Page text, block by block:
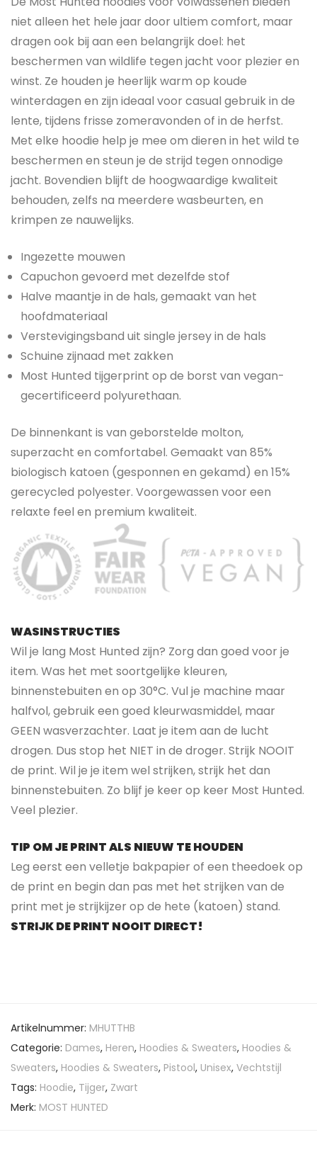
niet alleen het hele jaar door ultiem comfort, maar
dragen ook bij aan een belangrijk doel: het
beschermen van wildlife tegen jacht voor plezier en
winst. Ze houden je heerlijk warm op koude
winterdagen en zijn ideaal voor casual gebruik in de
lente, tijdens frisse zomeravonden of in de herfst.
Met elke hoodie help je mee om dieren in het wild te
beschermen en steun je de strijd tegen onnodige
jacht. Bovendien blijft de hoogwaardige kwaliteit
behouden, zelfs na meerdere wasbeurten, en
krimpen ze nauwelijks.
Ingezette mouwen
Capuchon gevoerd met dezelfde stof
Halve maantje in de hals, gemaakt van het
hoofdmateriaal
Verstevigingsband uit single jersey in de hals
Schuine zijnaad met zakken
Most Hunted tijgerprint op de borst van vegan-
gecertificeerd polyurethaan.
De binnenkant is van geborstelde molton,
superzacht en comfortabel. Gemaakt van 85%
biologisch katoen (gesponnen en gekamd) en 15%
gerecycled polyester. Voorgewassen voor een
relaxte feel en premium kwaliteit.
WASINSTRUCTIES
Wil je lang Most Hunted zijn? Zorg dan goed voor je
item. Was het met soortgelijke kleuren,
binnenstebuiten en op 30°C. Vul je machine maar
halfvol, gebruik een goed kleurwasmiddel, maar
GEEN wasverzachter. Laat je item aan de lucht
drogen. Dus stop het NIET in de droger. Strijk NOOIT
de print. Wil je je item wel strijken, strijk het dan
binnenstebuiten. Zo blijf je keer op keer Most Hunted.
Veel plezier.
TIP OM JE PRINT ALS NIEUW TE HOUDEN
Leg eerst een velletje bakpapier of een theedoek op
de print en begin dan pas met het strijken van de
print met je strijkijzer op de hete (katoen) stand.
STRIJK DE PRINT NOOIT DIRECT!
Artikelnummer: MHUTTHB
Categorie: Dames, Heren, Hoodies & Sweaters, Hoodies &
Sweaters, Hoodies & Sweaters, Pistool, Unisex, Vechtstijl
Tags: Hoodie, Tijger, Zwart
Merk: MOST HUNTED